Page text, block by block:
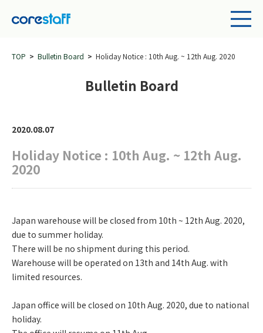
TOP Bulletin Board Holiday Notice : 10th Aug. ~ 12th Aug. 2020
Bulletin Board
2020.08.07
Holiday Notice : 10th Aug. ~ 12th Aug.
2020
Japan warehouse will be closed from 10th ~ 12th Aug. 2020,
due to summer holiday.
There will be no shipment during this period.
Warehouse will be operated on 13th and 14th Aug. with
limited resources.
Japan office will be closed on 10th Aug. 2020, due to national
holiday.